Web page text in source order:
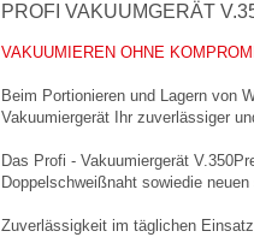
PROFI VAKUUMGERÄT
VAKUUMIEREN OHNE
Beim Portionieren und Lagern von
Vakuumiergerät Ihr zuverlässiger
Das Profi - Vakuumiergerät
Doppelschweißnaht sowiedie
Zuverlässigkeit im täglichen